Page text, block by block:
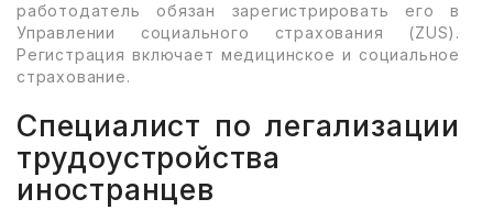
работодатель обязан зарегистрировать его в
Управлении социального страхования (ZUS).
Регистрация включает медицинское и социальное
страхование.
Специалист по легализации
трудоустройства
иностранцев